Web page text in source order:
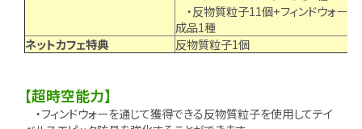
・反物質粒子11個+フィンドウォー
成品1種
ネットカフェ特典
反物質粒子1個
【超時空能力】
・フィンドウォーを通じて獲得できる反物質粒子を使用してテイ